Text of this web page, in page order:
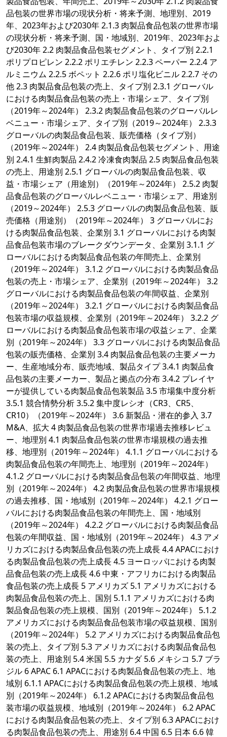
品包装の世界市場の現状分析・将来予測、地理別、2019
年、2023年および2030年 2.1.3 肉製品食品包装の世界市場
の現状分析・将来予測、国・地域別、2019年、2023年およ
び2030年 2.2 肉製品食品包装セグメント、タイプ別 2.2.1
ポリプロピレン 2.2.2 ポリエチレン 2.2.3 ペーパー 2.2.4 ア
ルミニウム 2.2.5 ボペット 2.2.6 ポリ塩化ビニル 2.2.7 その
他 2.3 肉製品食品包装の売上、タイプ別 2.3.1 グローバル
における肉製品食品包装の売上・市場シェア、タイプ別
（2019年～2024年） 2.3.2 肉製品食品包装のグローバルレ
ベニュー・市場シェア、タイプ別（2019～2024年） 2.3.3
グローバルの肉製品食品包装、販売価格（タイプ別）
（2019年～2024年） 2.4 肉製品食品包装セグメント、用途
別 2.4.1 生鮮肉製品 2.4.2 冷凍食肉製品 2.5 肉製品食品包装
の売上、用途別 2.5.1 グローバルの肉製品食品包装、収
益・市場シェア（用途別）（2019年～2024年） 2.5.2 肉製
品食品包装のグローバルレベニュー・市場シェア、用途別
（2019～2024年） 2.5.3 グローバルの肉製品食品包装、販
売価格（用途別）（2019年～2024年） 3 グローバルにお
ける肉製品食品包装、企業別 3.1 グローバルにおける肉製
品食品包装市場のブレークダウンデータ、企業別 3.1.1 グ
ローバルにおける肉製品食品包装の年間売上、企業別
（2019年～2024年） 3.1.2 グローバルにおける肉製品食品
包装の売上・市場シェア、企業別（2019年～2024年） 3.2
グローバルにおける肉製品食品包装の年間収益、企業別
（2019年～2024年） 3.2.1 グローバルにおける肉製品食品
包装市場の収益規模、企業別（2019年～2024年） 3.2.2 グ
ローバルにおける肉製品食品包装市場の収益シェア、企業
別（2019年～2024年） 3.3 グローバルにおける肉製品食品
包装の販売価格、企業別 3.4 肉製品食品包装の主要メーカ
ー、生産地域分布、販売地域、製品タイプ 3.4.1 肉製品食
品包装の主要メーカー、製品と拠点の分布 3.4.2 プレイヤ
ーが提供している肉製品食品包装製品 3.5 市場集中度分析
3.5.1 競合情勢分析 3.5.2 集中度レシオ（CR3、CR5、
CR10）（2019年～2024年） 3.6 新製品・潜在的参入 3.7
M&A、拡大 4 肉製品食品包装の世界市場過去推移レビュ
ー、地理別 4.1 肉製品食品包装の世界市場規模の過去推
移、地理別（2019年～2024年） 4.1.1 グローバルにおける
肉製品食品包装の年間売上、地理別（2019年～2024年）
4.1.2 グローバルにおける肉製品食品包装の年間収益、地理
別（2019年～2024年） 4.2 肉製品食品包装の世界市場規模
の過去推移、国・地域別（2019年～2024年） 4.2.1 グロー
バルにおける肉製品食品包装の年間売上、国・地域別
（2019年～2024年） 4.2.2 グローバルにおける肉製品食品
包装の年間収益、国・地域別（2019年～2024年） 4.3 アメ
リカズにおける肉製品食品包装の売上成長 4.4 APACにおけ
る肉製品食品包装の売上成長 4.5 ヨーロッパにおける肉製
品食品包装の売上成長 4.6 中東・アフリカにおける肉製品
食品包装の売上成長 5 アメリカズ 5.1 アメリカズにおける
肉製品食品包装の売上、国別 5.1.1 アメリカズにおける肉
製品食品包装の売上規模、国別（2019年～2024年） 5.1.2
アメリカズにおける肉製品食品包装市場の収益規模、国別
（2019年～2024年） 5.2 アメリカズにおける肉製品食品包
装の売上、タイプ別 5.3 アメリカズにおける肉製品食品包
装の売上、用途別 5.4 米国 5.5 カナダ 5.6 メキシコ 5.7 ブラ
ジル 6 APAC 6.1 APACにおける肉製品食品包装の売上、地
域別 6.1.1 APACにおける肉製品食品包装の売上規模、地域
別（2019年～2024年） 6.1.2 APACにおける肉製品食品包
装市場の収益規模、地域別（2019年～2024年） 6.2 APAC
における肉製品食品包装の売上、タイプ別 6.3 APACにおけ
る肉製品食品包装の売上、用途別 6.4 中国 6.5 日本 6.6 韓